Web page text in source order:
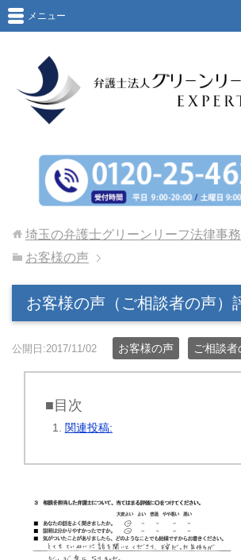
メニュー
埼玉の弁護士グリーンリーフ法律事
お客様の声
お客様の声（ご相談者の声）
公開日:2017/11/02 お客様の声 ご相談者
■目次
関連投稿: